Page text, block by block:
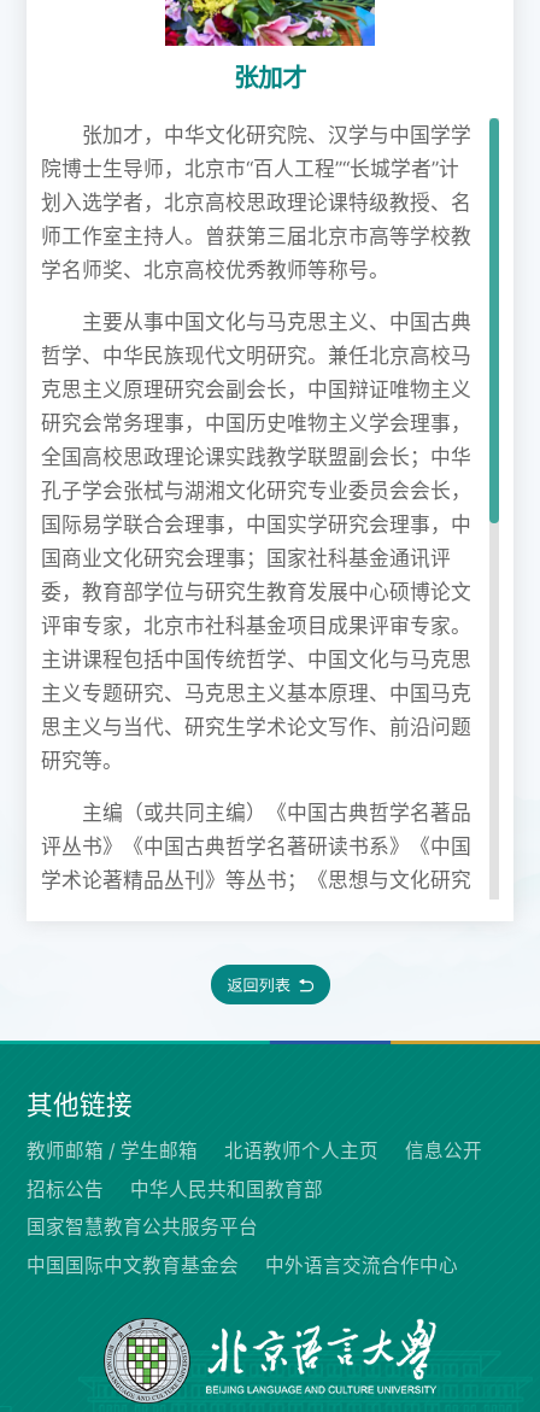
张加才
张加才，中华文化研究院、汉学与中国学学
院博士生导师，北京市“百人工程”“长城学者”计
划入选学者，北京高校思政理论课特级教授、名
师工作室主持人。曾获第三届北京市高等学校教
学名师奖、北京高校优秀教师等称号。
主要从事中国文化与马克思主义、中国古典
哲学、中华民族现代文明研究。兼任北京高校马
克思主义原理研究会副会长，中国辩证唯物主义
研究会常务理事，中国历史唯物主义学会理事，
全国高校思政理论课实践教学联盟副会长；中华
孔子学会张栻与湖湘文化研究专业委员会会长，
国际易学联合会理事，中国实学研究会理事，中
国商业文化研究会理事；国家社科基金通讯评
委，教育部学位与研究生教育发展中心硕博论文
评审专家，北京市社科基金项目成果评审专家。
主讲课程包括中国传统哲学、中国文化与马克思
主义专题研究、马克思主义基本原理、中国马克
思主义与当代、研究生学术论文写作、前沿问题
研究等。
主编（或共同主编）《中国古典哲学名著品
评丛书》《中国古典哲学名著研读书系》《中国
学术论著精品丛刊》等丛书；《思想与文化研究
成果主要有：《儒藏》（精华编）校点两种。学
本）（译者之一）。出版《诠释与建构》《圣王
《高校思政理论课实践教学研究》等。在《中国
社会科学》《中国哲学史》《光明日报》等发表
文章数十篇，多篇被《新华文摘》《中国社会科
学文摘》、人大复印报刊资料《中国哲学》《高
校思想政治理论课教学研究》全文转载。教学科
体）、省级社会科学优秀成果一等奖（集体）
主持国家社科基金一般项目:《北溪字义》
其他链接
教师邮箱 / 学生邮箱 北语教师个人主页
信息公开
招标公告
中华人民共和国教育部
国家智慧教育公共服务平台
中国国际中文教育基金会
中外语言交流合作中心